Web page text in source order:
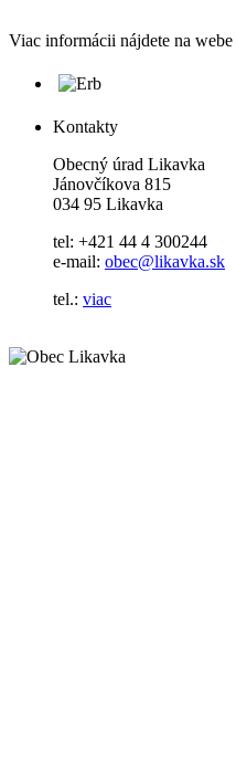
Viac informácii nájdete na webe
Kontakty
Obecný úrad Likavka
Jánovčíkova 815
034 95 Likavka
tel: +421 44 4 300244
e-mail: obec@likavka.sk
tel.: viac